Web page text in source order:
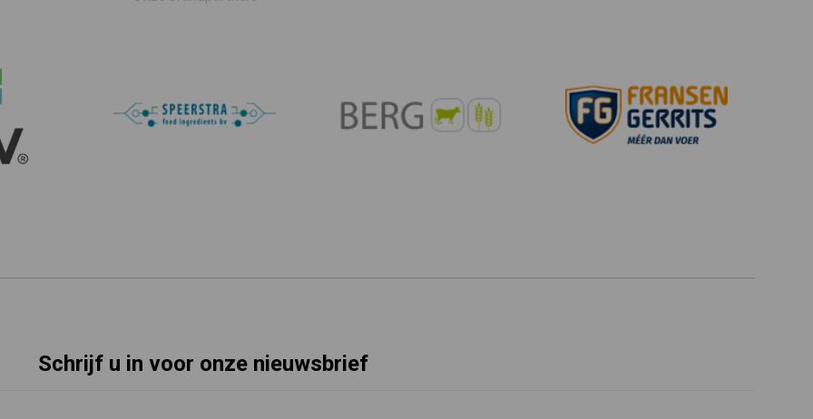
Schrijf u in voor onze nieuwsbrief